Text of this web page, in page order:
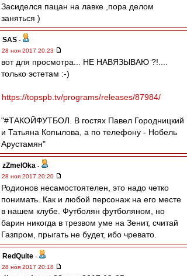
Засиделся пацан на лавке ,пора делом
заняться )
SAS -
28 ноя 2017 20:23
вот для просмотра... НЕ НАВЯЗЫВАЮ ?!....
только эстетам :-)
https://topspb.tv/programs/releases/87984/
"#ТАКОЙФУТБОЛ. В гостях Павел Городницкий
и Татьяна Копылова, а по телефону - Нобель
Арустамян"
zZmeIOka -
28 ноя 2017 20:20
Родионов несамостоятелен, это надо четко
понимать. Как и любой персонаж на его месте
в нашем клубе. Футболян футболяном, но
барин никогда в трезвом уме на Зенит, считай
Газпром, прыгать не будет, ибо чревато.
RedQuite -
28 ноя 2017 20:18